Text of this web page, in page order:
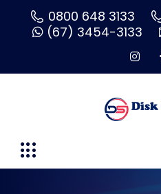
0800 648 3133
(67) 3454-3133